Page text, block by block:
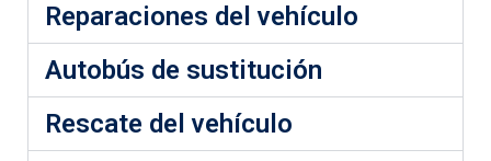
Reparaciones del vehículo
Autobús de sustitución
Rescate del vehículo